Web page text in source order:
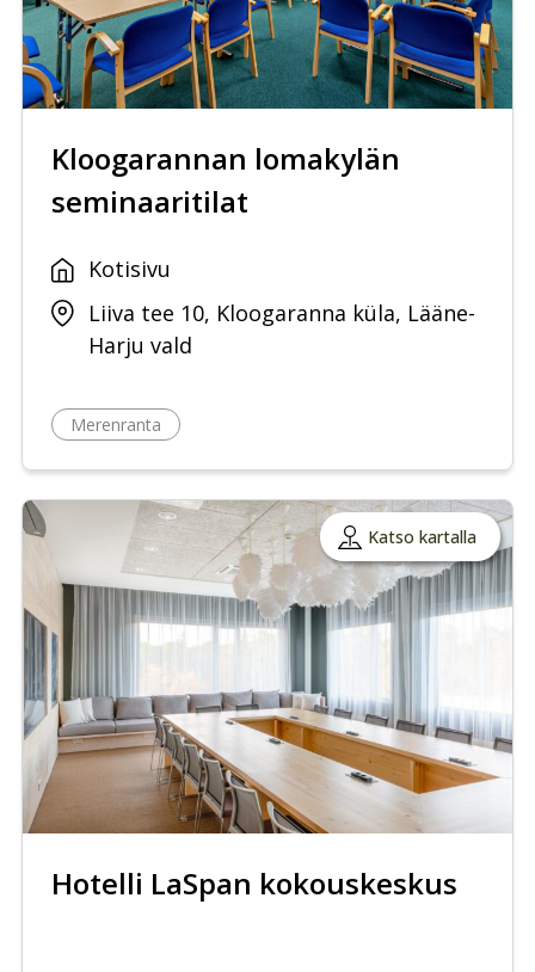
Kloogarannan lomakylän
seminaaritilat
Kotisivu
Liiva tee 10, Kloogaranna küla, Lääne-
Harju vald
Merenranta
Katso kartalla
Hotelli LaSpan kokouskeskus